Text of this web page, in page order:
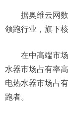
据奥维云网
领跑行业，旗下
在中高端市
水器市场占有率
电热水器市场占
跑者。